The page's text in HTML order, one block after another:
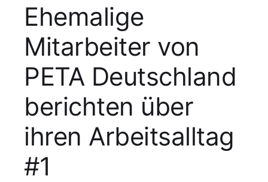
Ehemalige
Mitarbeiter von
PETA Deutschland
berichten über
ihren Arbeitsalltag
#1